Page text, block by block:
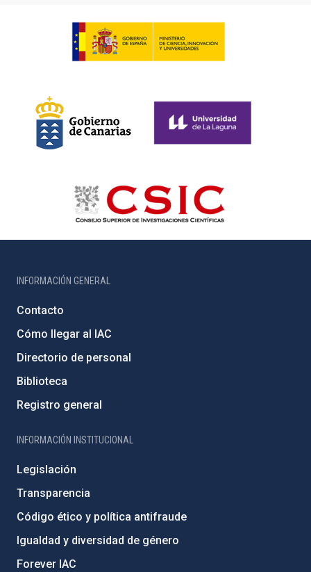
INFORMACIÓN GENERAL
Contacto
Cómo llegar al IAC
Directorio de personal
Biblioteca
Registro general
INFORMACIÓN INSTITUCIONAL
Legislación
Transparencia
Código ético y política antifraude
Igualdad y diversidad de género
Forever IAC